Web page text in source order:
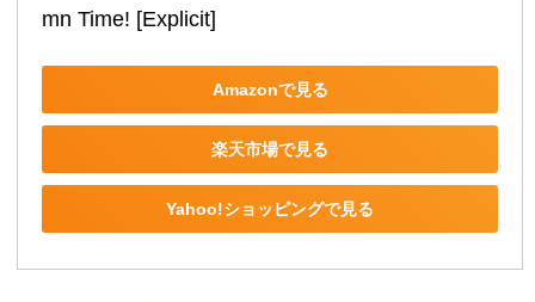
mn Time! [Explicit]
Amazonで見る
楽天市場で見る
Yahoo!ショッピングで見る